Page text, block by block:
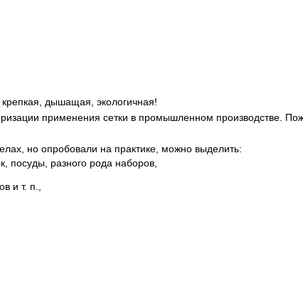
дышащая, экологичная!
применения сетки в промышленном производстве.
но опробовали на практике, можно выделить:
посуды, разного рода наборов,
и т. п.,